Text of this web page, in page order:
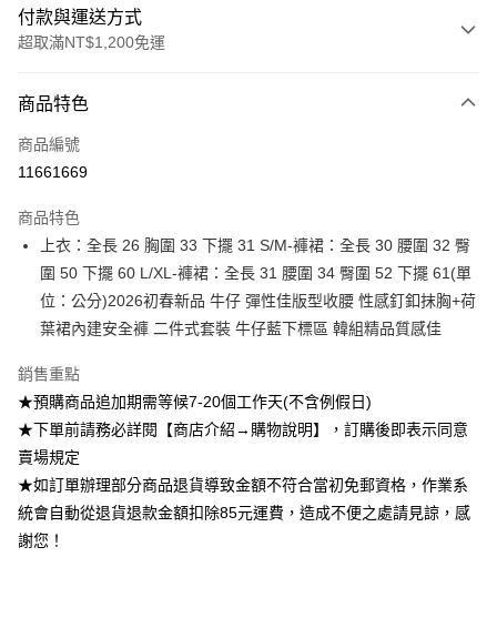
付款與運送方式
超取滿NT$1,200免運
信用卡一次付款
超商取貨付款
ATM付款
運送方式
全家付款取貨
付款後全家取貨
每筆NT$85，滿NT$1,200(含以上)免運費
每筆NT$85，滿NT$1,200(含以上)免運費
付款後7-11取貨
商品特色
商品編號
11661669
商品特色
上衣：全長 26 胸圍 33 下擺 31 S/M-褲裙：全長 30 腰圍 32 臀
圍 50 下擺 60 L/XL-褲裙：全長 31 腰圍 34 臀圍 52 下擺 61(單
位：公分)2026初春新品 牛仔 彈性佳版型收腰 性感釘釦抹胸+荷
葉裙內建安全褲 二件式套裝 牛仔藍下標區 韓組精品質感佳
銷售重點
★預購商品追加期需等候7-20個工作天(不含例假日)
★下單前請務必詳閱【商店介紹→購物說明】，訂購後即表示同意
賣場規定
★如訂單辦理部分商品退貨導致金額不符合當初免郵資格，作業系
統會自動從退貨退款金額扣除85元運費，造成不便之處請見諒，感
謝您！